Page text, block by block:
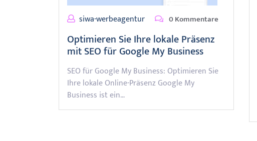
siwa-werbeagentur 0 Kommentare
Optimieren Sie Ihre lokale Präsenz
mit SEO für Google My Business
SEO für Google My Business: Optimieren Sie
Ihre lokale Online-Präsenz Google My
Business ist ein…